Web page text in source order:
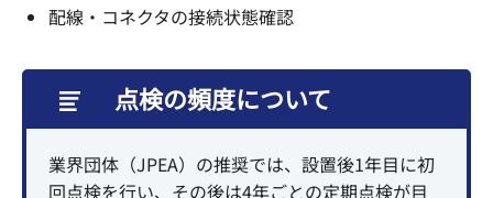
配線・コネクタの接続状態確認
点検の頻度について
業界団体（JPEA）の推奨では、設置後1年目に初
回点検を行い、その後は4年ごとの定期点検が目